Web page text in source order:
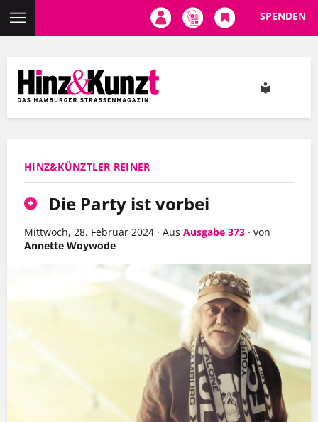
Inhalt
SPENDEN
HINZ&KÜNZTLER REINER
Die Party ist vorbei
Mittwoch, 28. Februar 2024 · Aus Ausgabe 373 · von
Annette Woywode